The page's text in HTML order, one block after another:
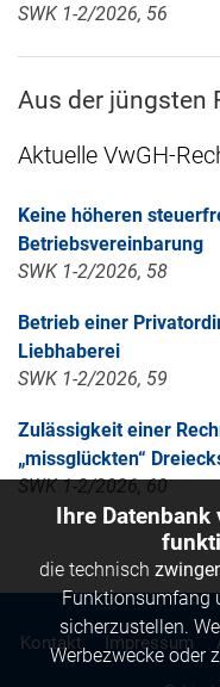
SWK 1-2/2026, 56
Aus der jüngsten
Aktuelle VwGH-
Keine höheren
Betriebsvereinbarung
SWK 1-2/2026, 58
Betrieb einer
Liebhaberei
SWK 1-2/2026, 59
Zulässigkeit einer
„missglückten“
SWK 1-2/2026, 60
Kontakt Impressum
Ihre
die technisch
Funktionsumfang
sicherzustellen.
Werbezwecke oder